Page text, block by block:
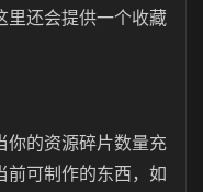
里还会提供一个收藏
你的资源碎片数量充
前可制作的东西，如